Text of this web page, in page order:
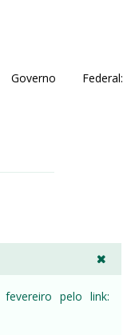
Federal:
pelo link: